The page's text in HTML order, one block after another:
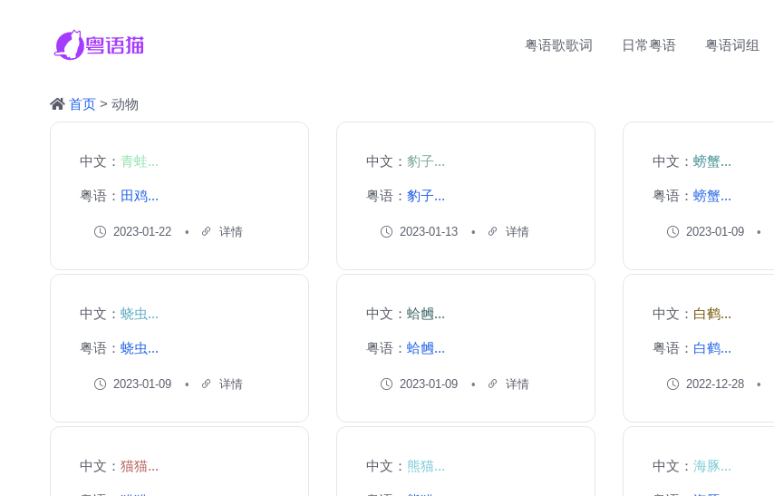
粤语歌歌词 日常粤语 粤语词组
首页 > 动物
中文：青蛙...
粤语： 田鸡...
2023-01-22 详情
中文：豹子...
粤语：豹子...
2023-01-13 详情
中文： 螃蟹...
粤语： 螃蟹...
2023-01-09
中文：蛲虫...
粤语：蛲虫...
2023-01-09 详情
中文：蛤乸...
粤语：蛤乸...
2023-01-09 详情
中文： 白鹤...
粤语： 白鹤...
2022-12-28
中文：猫猫... 中文： 熊猫... 中文： 海豚...